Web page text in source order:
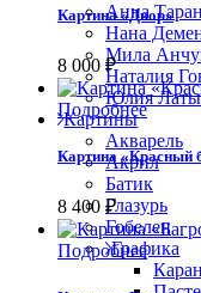
Анна Таран
Нана
Мила
Наталия
Юлия
Картины
Акварель
Акрил
Батик
Глазурь
Гобелен
Графика
Картина «Двор»
8 000 ₽
Подробнее
Картина «Красный
8 400 ₽
Подробнее